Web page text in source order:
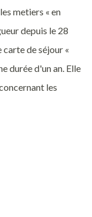
metiers « en
depuis le 28
de séjour «
durée d'un an. Elle
les